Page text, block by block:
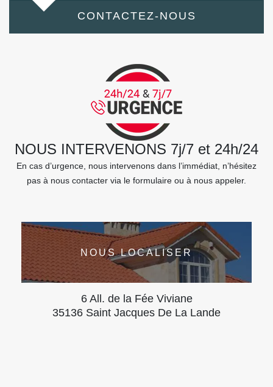
CONTACTEZ-NOUS
NOUS INTERVENONS 7j/7 et 24h/24
En cas d’urgence, nous intervenons dans l’immédiat, n’hésitez
pas à nous contacter via le formulaire ou à nous appeler.
NOUS LOCALISER
6 All. de la Fée Viviane
35136 Saint Jacques De La Lande